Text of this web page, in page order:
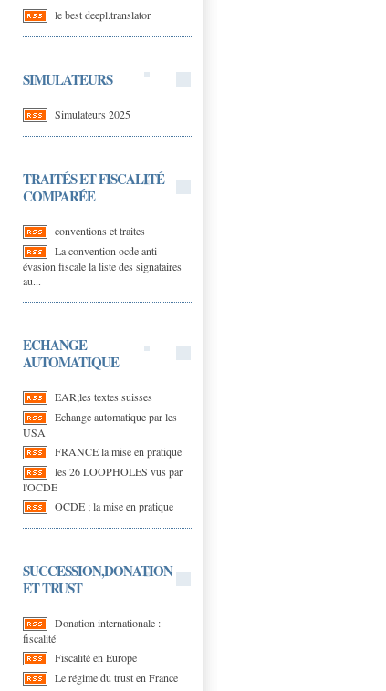
le best deepl.translator
SIMULATEURS
Simulateurs 2025
TRAITÉS ET FISCALITÉ
COMPARÉE
conventions et traites
La convention ocde anti
évasion fiscale la liste des signataires
au...
ECHANGE
AUTOMATIQUE
EAR;les textes suisses
Echange automatique par les
USA
FRANCE la mise en pratique
les 26 LOOPHOLES vus par
l'OCDE
OCDE ; la mise en pratique
SUCCESSION,DONATION
ET TRUST
Donation internationale :
fiscalité
Fiscalité en Europe
Le régime du trust en France